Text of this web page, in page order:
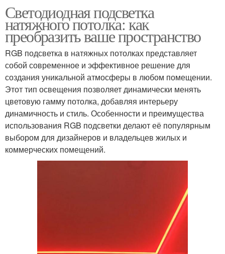
Светодиодная подсветка
натяжного потолка: как
преобразить ваше пространство
RGB подсветка в натяжных потолках представляет
собой современное и эффективное решение для
создания уникальной атмосферы в любом помещении.
Этот тип освещения позволяет динамически менять
цветовую гамму потолка, добавляя интерьеру
динамичность и стиль. Особенности и преимущества
использования RGB подсветки делают её популярным
выбором для дизайнеров и владельцев жилых и
коммерческих помещений.